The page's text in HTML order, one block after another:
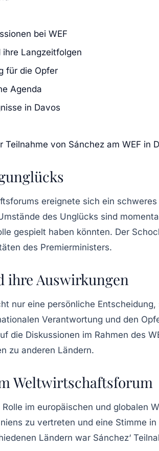
bei WEF
Langzeitfolgen
für die Opfer
Agenda
in Davos
Teilnahme von Sánchez am WEF in
ereignete sich ein
des Unglücks sind
gespielt haben könnten. Der
des Premierministers.
ihre Auswirkungen
nur eine persönliche
Verantwortung und den
die Diskussionen im Rahmen des
zu anderen Ländern.
Weltwirtschaftsforum
im europäischen und globalen
zu vertreten und eine Stimme
Ländern war Sánchez‘